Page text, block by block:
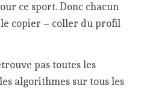
ce sport. Donc chacun
copier – coller du profil
pas toutes les
algorithmes sur tous les